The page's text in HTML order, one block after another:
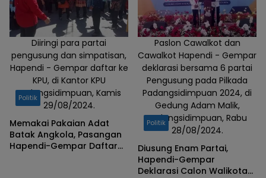
Diiringi para partai
pengusung dan simpatisan,
Hapendi - Gempar daftar ke
KPU, di Kantor KPU
Padangsidimpuan, Kamis
29/08/2024.
Politik
Memakai Pakaian Adat
Batak Angkola, Pasangan
Hapendi-Gempar Daftar
Paslon Cawalkot dan
Cawalkot Hapendi - Gempar
deklarasi bersama 6 partai
Pengusung pada Pilkada
Padangsidimpuan 2024, di
Gedung Adam Malik,
Padangsidimpuan, Rabu
28/08/2024.
Politik
Diusung Enam Partai,
Hapendi-Gempar
Deklarasi Calon Walikota